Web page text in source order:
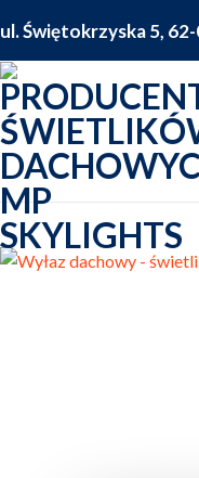
ul. Świętokrzyska 5,